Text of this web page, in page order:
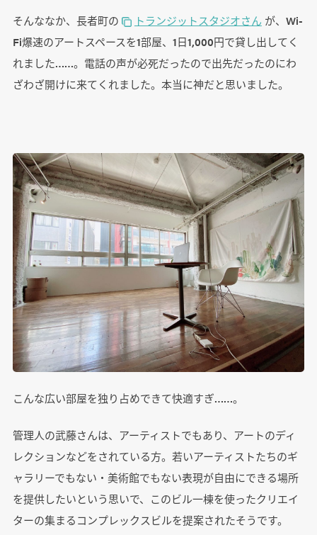
そんななか、長者町の トランジットスタジオさん が、Wi-
Fi爆速のアートスペースを1部屋、1日1,000円で貸し出してく
れました……。電話の声が必死だったので出先だったのにわ
ざわざ開けに来てくれました。本当に神だと思いました。
こんな広い部屋を独り占めできて快適すぎ……。
管理人の武藤さんは、アーティストでもあり、アートのディ
レクションなどをされている方。若いアーティストたちのギ
ャラリーでもない・美術館でもない表現が自由にできる場所
を提供したいという思いで、このビル一棟を使ったクリエイ
ターの集まるコンプレックスビルを提案されたそうです。